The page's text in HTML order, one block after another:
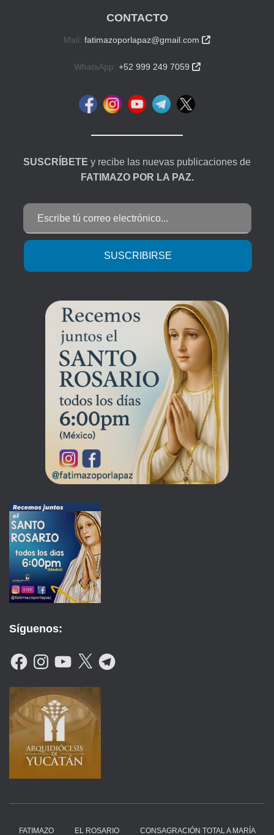
CONTACTO
Mail: fatimazoporlapaz@gmail.com 
WhatsApp: +52 999 249 7059 
SUSCRÍBETE y recibe las nuevas publicaciones de
FATIMAZO POR LA PAZ.
SUSCRIBIRSE
Síguenos:
F
A
B
K
N
A
G
R
M
Y
O
U
B
E
X
T
E
G
FATIMAZO EL ROSARIO CONSAGRACIÓN TOTAL A MARÍA